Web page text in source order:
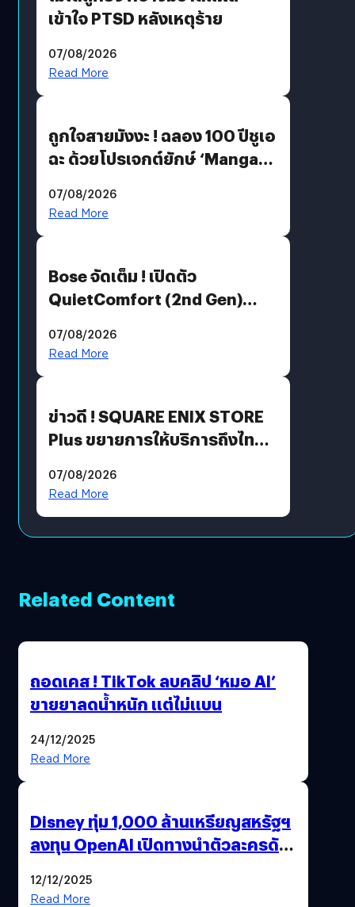
เข้าใจ PTSD หลังเหตุร้าย
07/08/2026
Read More
ถูกใจสายมังงะ ! ฉลอง 100 ปีชูเอ
ฉะ ด้วยโปรเจกต์ยักษ์ ‘Manga
มีภาษาไทยด้วย
07/08/2026
Read More
Bose จัดเต็ม ! เปิดตัว
QuietComfort (2nd Gen)
07/08/2026
Read More
ข่าวดี ! SQUARE ENIX STORE
Plus ขยายการให้บริการถึงไทย
โดยตรง
07/08/2026
Read More
Related Content
ถอดเคส ! TikTok ลบคลิป ‘หมอ AI’
ขายยาลดน้ำหนัก แต่ไม่แบน
24/12/2025
Read More
Disney ทุ่ม 1,000 ล้านเหรียญสหรัฐฯ
ลงทุน OpenAI เปิดทางนำตัวละครดัง
12/12/2025
Read More